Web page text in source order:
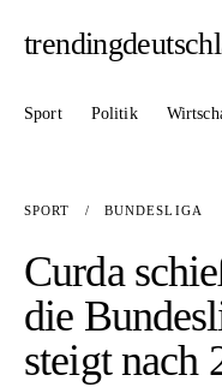
Sport Politik
SPORT / BUNDESLIGA
Curda
die
steigt nach